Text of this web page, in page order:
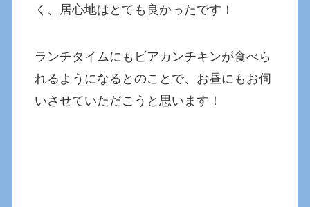
く、居心地はとても良かったです！
ランチタイムにもビアカンチキンが食べら
れるようになるとのことで、お昼にもお伺
いさせていただこうと思います！